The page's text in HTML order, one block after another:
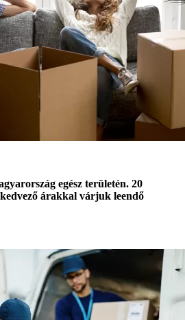
egész területén. 20
árakkal várjuk leendő